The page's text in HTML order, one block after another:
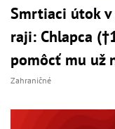
Smrtiaci útok
raji: Chlapca
pomôcť mu už
Zahraničné